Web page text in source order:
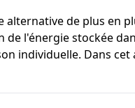
alternative de plus en
l'énergie stockée
individuelle. Dans